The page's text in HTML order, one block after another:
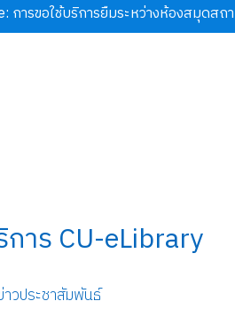
การขอใช้บริการยืมระหว่างห้องสมุดส
การ CU-eLibrary
าวประชาสัมพันธ์